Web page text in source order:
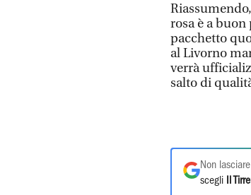
rosa è a
pacchetto
al Livorno
verrà
salto di
Non
scegli
Il